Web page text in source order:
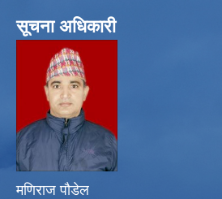
सूचना अधिकारी
मणिराज पौडेल